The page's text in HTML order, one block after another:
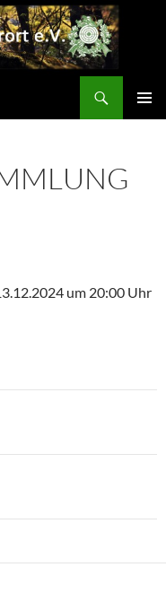
um 20:00 Uhr